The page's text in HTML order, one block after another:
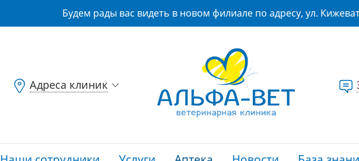
Будем рады вас видеть в новом филиале по адресу, ул.
Адреса клиник